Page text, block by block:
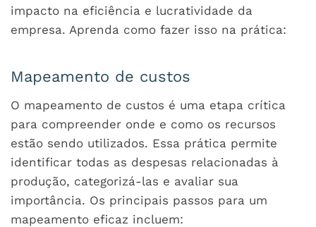
impacto na eficiência e lucratividade da
empresa. Aprenda como fazer isso na prática:
Mapeamento de custos
O mapeamento de custos é uma etapa crítica
para compreender onde e como os recursos
estão sendo utilizados. Essa prática permite
identificar todas as despesas relacionadas à
produção, categorizá-las e avaliar sua
importância. Os principais passos para um
mapeamento eficaz incluem: